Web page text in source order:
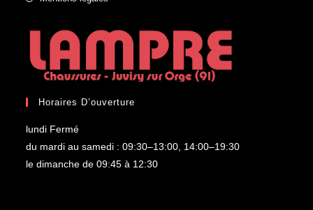
Horaires D’ouverture
lundi Fermé
du mardi au samedi : 09:30–13:00, 14:00–19:30
le dimanche de 09:45 à 12:30